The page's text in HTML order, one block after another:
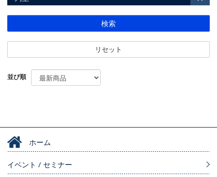
検索
リセット
並び順
ホーム
イベント / セミナー